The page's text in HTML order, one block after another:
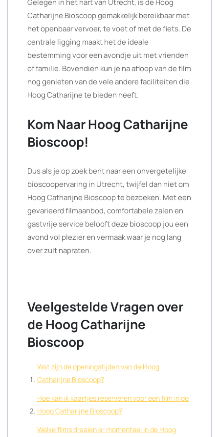
Gelegen in het hart van Utrecht, is de Hoog
Catharijne Bioscoop gemakkelijk bereikbaar met
het openbaar vervoer, te voet of met de fiets. De
centrale ligging maakt het de ideale
bestemming voor een avondje uit met vrienden
of familie. Bovendien kun je na afloop van de film
nog genieten van de vele andere faciliteiten die
Hoog Catharijne te bieden heeft.
Kom Naar Hoog Catharijne
Bioscoop!
Dus als je op zoek bent naar een onvergetelijke
bioscoopervaring in Utrecht, twijfel dan niet om
Hoog Catharijne Bioscoop te bezoeken. Met een
gevarieerd filmaanbod, comfortabele zalen en
gastvrije service belooft deze bioscoop jou een
avond vol plezier en vermaak waar je nog lang
over zult napraten.
Veelgestelde Vragen over
de Hoog Catharijne
Bioscoop
Wat zijn de openingstijden van de Hoog
Catharijne Bioscoop?
Hoe kan ik kaartjes reserveren voor een film in de
Hoog Catharijne Bioscoop?
Welke films draaien er momenteel in de Hoog